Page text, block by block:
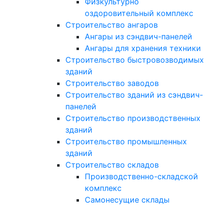
оздоровительный комплекс
Строительство ангаров
Ангары из сэндвич-панелей
Ангары для хранения техники
Строительство быстровозводимых
зданий
Строительство заводов
Строительство зданий из сэндвич-
панелей
Строительство производственных
зданий
Строительство промышленных
зданий
Строительство складов
Производственно-складской
комплекс
Самонесущие склады